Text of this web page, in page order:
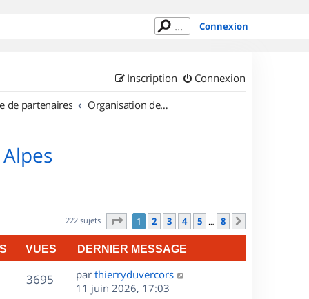
Connexion
Connexion
Inscription
de partenaires Organisation de sorties en région Rhône Alpes
222 sujets Page sur8
1 2 3 4 5 … 8
VUES DERNIER MESSAGE
3695V
D
e
par thierryduvercors
11 juin 2026, 17:03